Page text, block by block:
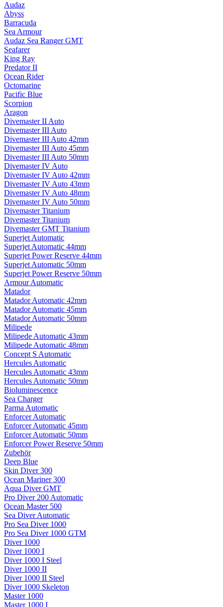
Audaz
Abyss
Barracuda
Sea Armour
Audaz Sea Ranger GMT
Seafarer
King Ray
Predator II
Ocean Rider
Octomarine
Pacific Blue
Scorpion
Aragon
Divemaster II Auto
Divemaster III Auto
Divemaster III Auto 42mm
Divemaster III Auto 45mm
Divemaster III Auto 50mm
Divemaster IV Auto
Divemaster IV Auto 42mm
Divemaster IV Auto 43mm
Divemaster IV Auto 48mm
Divemaster IV Auto 50mm
Divemaster Titanium
Divemaster Titanium
Divemaster GMT Titanium
Superjet Automatic
Superjet Automatic 44mm
Superjet Power Reserve 44mm
Superjet Automatic 50mm
Superjet Power Reserve 50mm
Armour Automatic
Matador
Matador Automatic 42mm
Matador Automatic 45mm
Matador Automatic 50mm
Milipede
Milipede Automatic 43mm
Milipede Automatic 48mm
Concept S Automatic
Hercules Automatic
Hercules Automatic 43mm
Hercules Automatic 50mm
Bioluminescence
Sea Charger
Parma Automatic
Enforcer Automatic
Enforcer Automatic 45mm
Enforcer Automatic 50mm
Enforcer Power Reserve 50mm
Zubehör
Deep Blue
Skin Diver 300
Ocean Mariner 300
Aqua Diver GMT
Pro Diver 200 Automatic
Ocean Master 500
Sea Diver Automatic
Pro Sea Diver 1000
Pro Sea Diver 1000 GTM
Diver 1000
Diver 1000 I
Diver 1000 I Steel
Diver 1000 II
Diver 1000 II Steel
Diver 1000 Skeleton
Master 1000
Master 1000 I